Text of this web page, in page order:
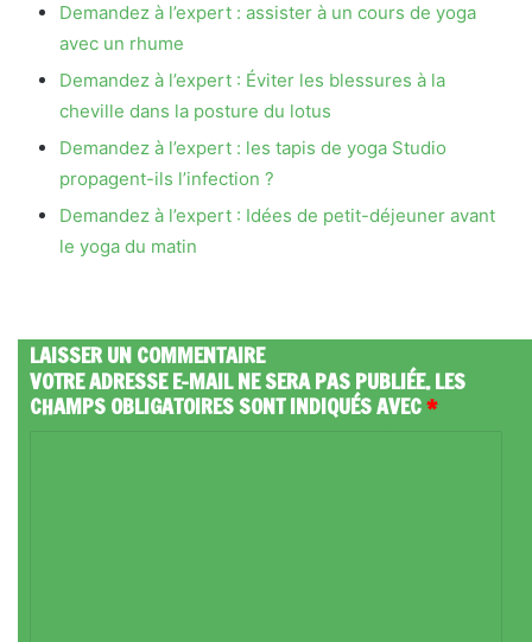
Demandez à l’expert : assister à un cours de yoga
avec un rhume
Demandez à l’expert : Éviter les blessures à la
cheville dans la posture du lotus
Demandez à l’expert : les tapis de yoga Studio
propagent-ils l’infection ?
Demandez à l’expert : Idées de petit-déjeuner avant
le yoga du matin
LAISSER UN COMMENTAIRE
VOTRE ADRESSE E-MAIL NE SERA PAS PUBLIÉE.LES
CHAMPS OBLIGATOIRES SONT INDIQUÉS AVEC*